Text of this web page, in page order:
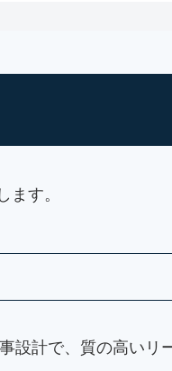
す。
設計で、質の高いリ